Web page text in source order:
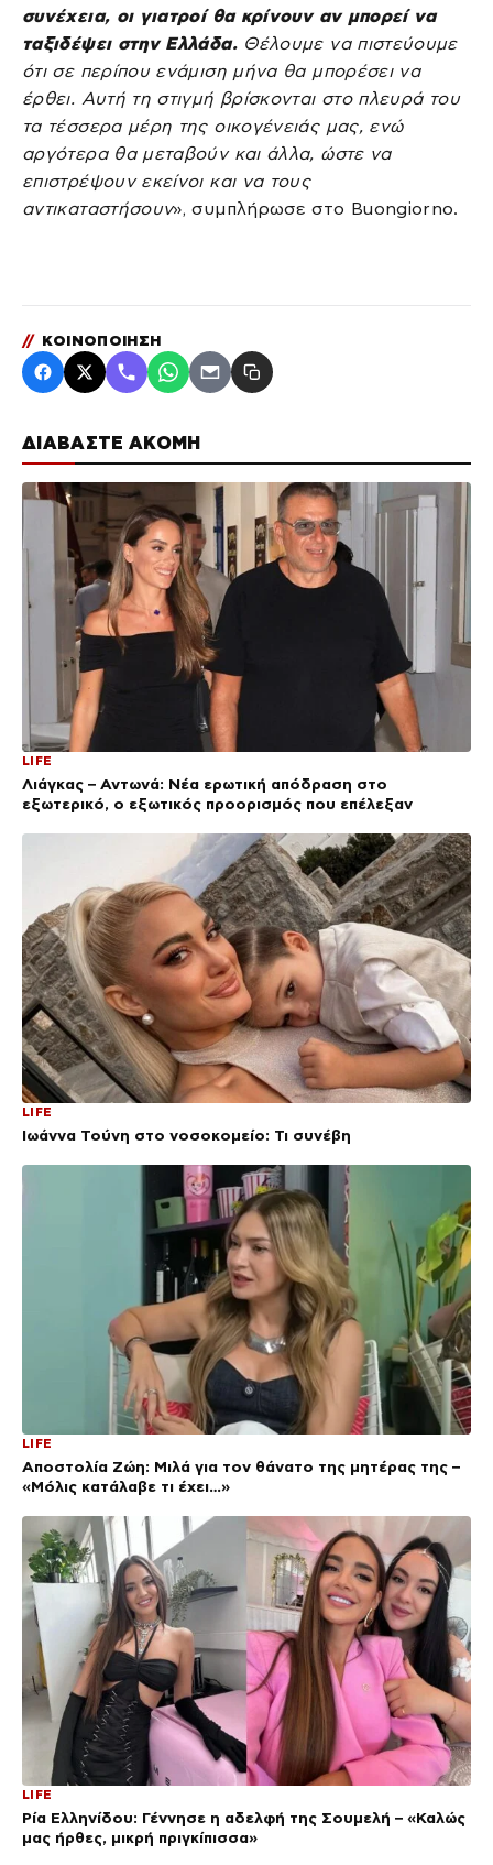
ΔΙΑΒΑΣΤΕ ΑΚΟΜΗ
LIFE
Λιάγκας – Αντωνά: Νέα ερωτική απόδραση στο
εξωτερικό, ο εξωτικός προορισμός που επέλεξαν
LIFE
Ιωάννα Τούνη στο νοσοκομείο: Τι συνέβη
LIFE
Αποστολία Ζώη: Μιλά για τον θάνατο της μητέρας της –
«Μόλις κατάλαβε τι έχει…»
LIFE
Ρία Ελληνίδου: Γέννησε η αδελφή της Σουμελή – «Καλώς
μας ήρθες, μικρή πριγκίπισσα»
συνέχεια, οι γιατροί θα κρίνουν αν μπορεί να
ταξιδέψει στην Ελλάδα.Θέλουμε να πιστεύουμε
ότι σε περίπου ενάμιση μήνα θα μπορέσει να
έρθει. Αυτή τη στιγμή βρίσκονται στο πλευρά του
τα τέσσερα μέρη της οικογένειάς μας, ενώ
αργότερα θα μεταβούν και άλλα, ώστε να
επιστρέψουν εκείνοι και να τους
αντικαταστήσουν», συμπλήρωσε στο Buongiorno.
// ΚΟΙΝΟΠΟΙΗΣΗ